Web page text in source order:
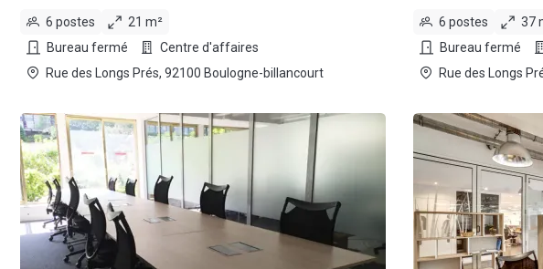
6 postes
21 m²
Bureau fermé
Centre d'affaires
Rue des Longs Prés, 92100 Boulogne-billancourt
6 postes
37
Bureau fermé